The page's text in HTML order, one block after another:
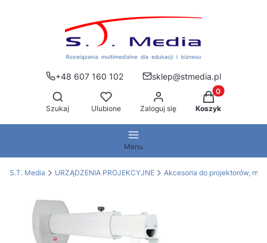
+48 607 160 102
sklep@stmedia.pl
Otwórz wyszukiwarkę
Szukaj Ulubione Zaloguj się
Produkty w
Koszyk
Menu
S.T. Media URZĄDZENIA PROJEKCYJNE Akcesoria do projektorów,